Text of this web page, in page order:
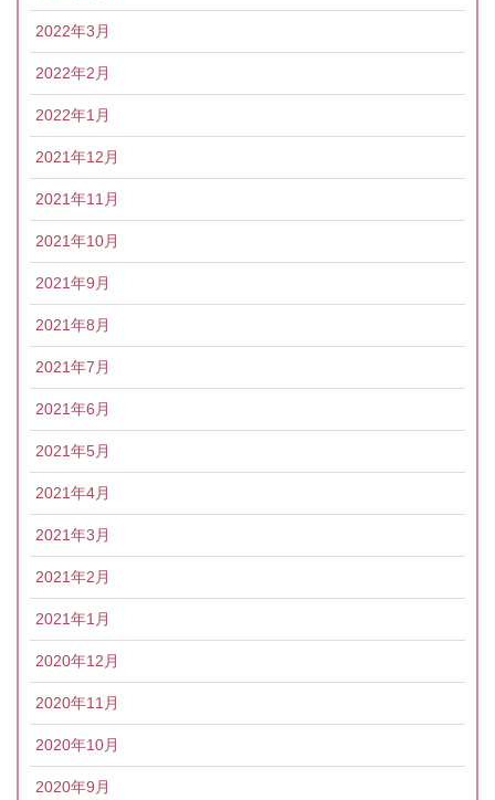
2022年3月
2022年2月
2022年1月
2021年12月
2021年11月
2021年10月
2021年9月
2021年8月
2021年7月
2021年6月
2021年5月
2021年4月
2021年3月
2021年2月
2021年1月
2020年12月
2020年11月
2020年10月
2020年9月